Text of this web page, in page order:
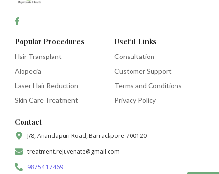
Popular Procedures
Hair Transplant
Alopecia
Laser Hair Reduction
Skin Care Treatment
Useful Links
Consultation
Customer Support
Terms and Conditions
Privacy Policy
Contact
J/8, Anandapuri Road, Barrackpore-700120
treatment.rejuvenate@gmail.com
98754 17469